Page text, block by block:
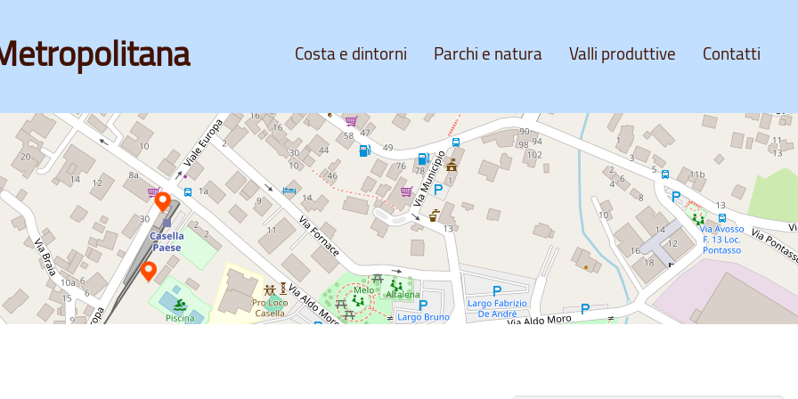
Costa e dintorni Parchi e natura Valli produttive Contatti